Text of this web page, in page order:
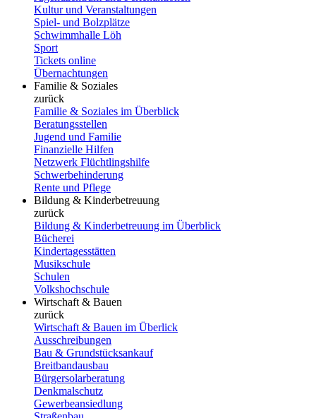
Kultur und Veranstaltungen
Spiel- und Bolzplätze
Schwimmhalle Löh
Sport
Tickets online
Übernachtungen
Familie & Soziales
zurück
Familie & Soziales im Überblick
Beratungsstellen
Jugend und Familie
Finanzielle Hilfen
Netzwerk Flüchtlingshilfe
Schwerbehinderung
Rente und Pflege
Bildung & Kinderbetreuung
zurück
Bildung & Kinderbetreuung im Überblick
Bücherei
Kindertagesstätten
Musikschule
Schulen
Volkshochschule
Wirtschaft & Bauen
zurück
Wirtschaft & Bauen im Überlick
Ausschreibungen
Bau & Grundstücksankauf
Breitbandausbau
Bürgersolarberatung
Denkmalschutz
Gewerbeansiedlung